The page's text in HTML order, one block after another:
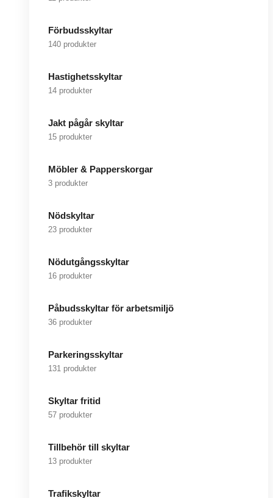
Förbudsskyltar
140 produkter
Hastighetsskyltar
14 produkter
Jakt pågår skyltar
15 produkter
Möbler & Papperskorgar
3 produkter
Nödskyltar
23 produkter
Nödutgångsskyltar
16 produkter
Påbudsskyltar för arbetsmiljö
36 produkter
Parkeringsskyltar
131 produkter
Skyltar fritid
57 produkter
Tillbehör till skyltar
13 produkter
Trafikskyltar